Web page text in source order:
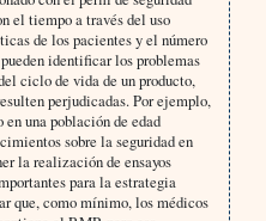
el tiempo a través del uso
de los pacientes y el número
identificar los problemas
ciclo de vida de un producto,
perjudicadas. Por ejemplo,
una población de edad
sobre la seguridad en
la realización de ensayos
para la estrategia
que, como mínimo, los médicos